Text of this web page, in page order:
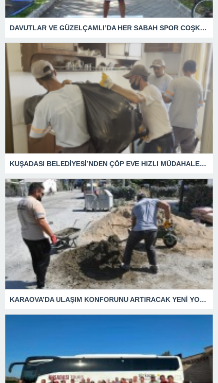
DAVUTLAR VE GÜZELÇAMLI’DA HER SABAH SPOR COŞKUSU YAŞANIYOR
KUŞADASI BELEDİYESİ’NDEN ÇÖP EVE HIZLI MÜDAHALE: 2,3 TON ATIK TAHLİYE EDİLDİ
KARAOVA’DA ULAŞIM KONFORUNU ARTIRACAK YENİ YOL HAMLESİ